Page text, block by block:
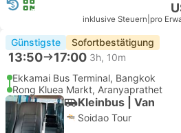
inklusive Steuern pro
Günstigste Sofortbestätigung
13:50 17:00 3h, 10m
Ekkamai Bus Terminal, Bangkok
Rong Kluea Markt, Aranyaprathet
Kleinbus | Van
Soidao Tour